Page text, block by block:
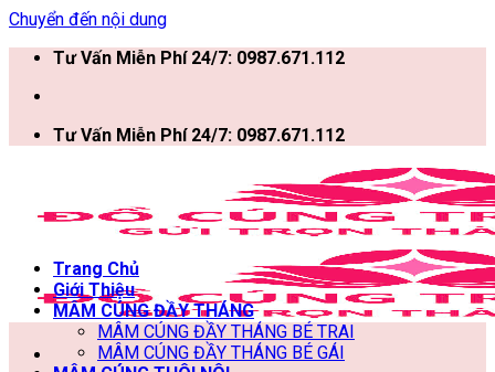
Chuyển đến nội dung
Tư Vấn Miễn Phí 24/7: 0987.671.112
Tư Vấn Miễn Phí 24/7: 0987.671.112
Trang Chủ
Giới Thiệu
MÂM CÚNG ĐẦY THÁNG
MÂM CÚNG ĐẦY THÁNG BÉ TRAI
MÂM CÚNG ĐẦY THÁNG BÉ GÁI